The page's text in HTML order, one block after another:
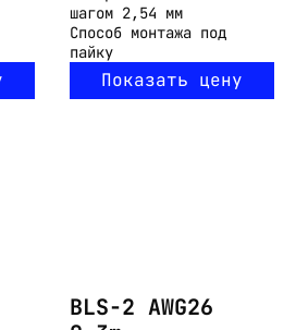
шагом 2,54 мм
Способ монтажа под
пайку
Показать цену
BLS-2 AWG26